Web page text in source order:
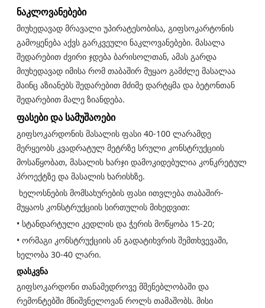
ნაკლოვანებები
მიუხედავად მრავალი უპირატესობისა, გიფსოკარტონის
გამოყენება აქვს გარკვეული ნაკლოვანებები. მასალა
შედარებით ძვირი ჯდება ბარისოლთან, ამას გარდა
მიუხედავად იმისა რომ თაბაშირ მუყაო გამძლე მასალაა
მაინც აზიანებს შედარებით მძიმე დარტყმა და ბეტონთან
შედარებით მალე ზიანდება.
ფასები და სამუშაოები
გიფსოკარდონის მასალის ფასი 40-100 ლარამდე
მერყეობს კვადრატულ მეტრზე სრული კონსტრუქციის
მოსაწყობათ, მასალის ხარჯი დამოკიდებულია კონკრეტულ
პროექტზე და მასალის ხარისხზე.
ხელოსნების მომსახურების ფასი ითვლება თაბაშირ-
მუყაოს კონსტრუქციის სირთულის მიხედვით:
• სტანდარტული კედლის და ჭერის მოწყობა 15-20;
• ორმაგი კონსტრუქციის ან გადატიხვრის შემთხვევაში,
ხელობა 30-40 ლარი.
დასკვნა
გიფსოკარდონი თანამედროვე მშენებლობაში და
რემონტებში მნიშვნელოვან როლს თამაშობს. მისი